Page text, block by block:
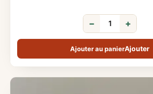
− +
Ajouter au panier